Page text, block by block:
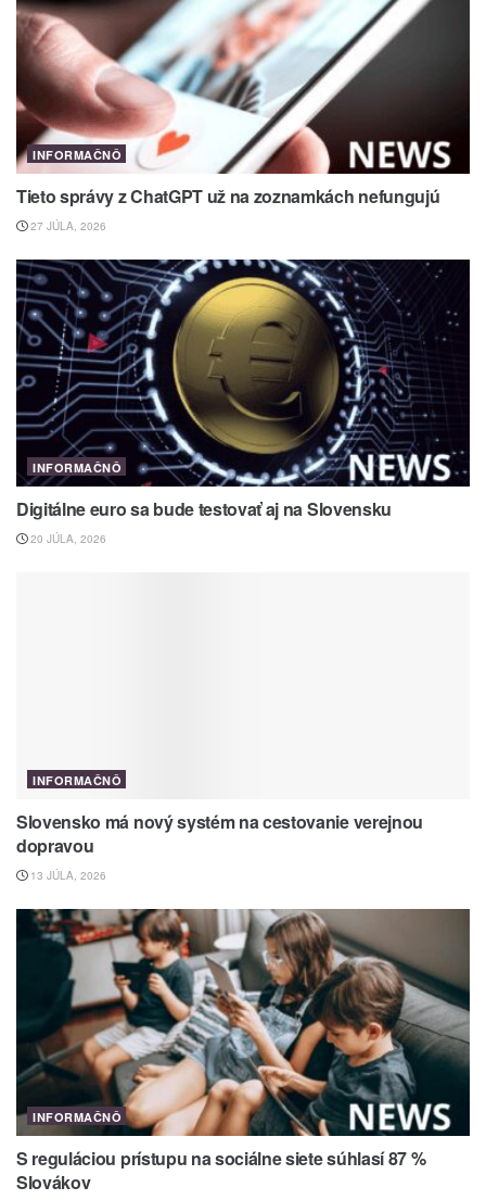
INFORMAČNÔ
Tieto správy z ChatGPT už na zoznamkách nefungujú
27 JÚLA, 2026
INFORMAČNÔ
Digitálne euro sa bude testovať aj na Slovensku
20 JÚLA, 2026
INFORMAČNÔ
Slovensko má nový systém na cestovanie verejnou
dopravou
13 JÚLA, 2026
INFORMAČNÔ
S reguláciou prístupu na sociálne siete súhlasí 87 %
Slovákov